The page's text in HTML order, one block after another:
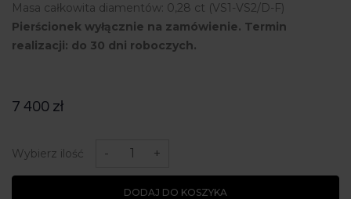
Masa całkowita diamentów: 0,28 ct (VS1-VS2/D-F)
Pierścionek wyłącznie na zamówienie. Termin
realizacji: do 30 dni roboczych.
7 400 zł
Wybierz ilość
Pierścionek
- +
DODAJ DO KOSZYKA